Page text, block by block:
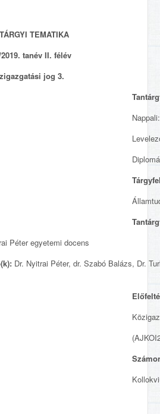
TEMATIKA
tanév II. félév
jog 3.
Péter egyetemi docens
Dr. Nyitrai Péter, dr. Szabó Balázs, Dr.